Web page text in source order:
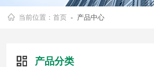
当前位置：首页 - 产品中心
产品分类